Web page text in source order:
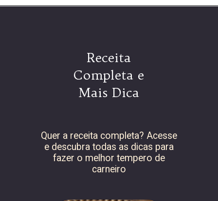
Receita
Completa e
Mais Dica
Quer a receita completa? Acesse
e descubra todas as dicas para
fazer o melhor tempero de
carneiro